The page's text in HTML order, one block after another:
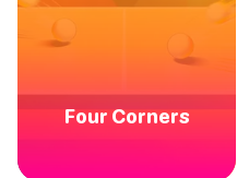
Four Corners